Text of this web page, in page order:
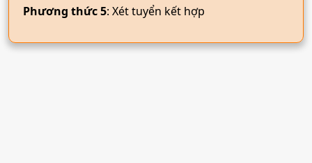
Phương thức 5: Xét tuyển kết hợp